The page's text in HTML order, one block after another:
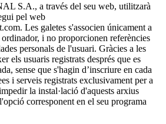
S.A., a través del seu web, utilitzarà
pel web
Les galetes s'associen únicament a
i no proporcionen referències
personals de l'usuari. Gràcies a les
els usuaris registrats després que es
sense que s'hagin d’inscriure en cada
i serveis registrats exclusivament per a
la instal·lació d'aquests arxius
corresponent en el seu programa